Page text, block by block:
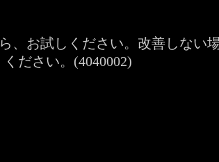
、お試しください。改善しない
ください。(4040002)